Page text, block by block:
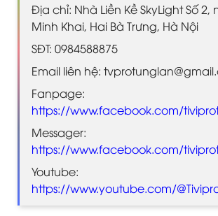
Địa chỉ: Nhà Liền Kề SkyLight Số
Minh Khai, Hai Bà Trưng, Hà Nội
SĐT: 0984588875
Email liên hệ:
Fanpage:
https://www.facebook.com/
Messager:
https://www.facebook.com/
Youtube:
https://www.youtube.com/